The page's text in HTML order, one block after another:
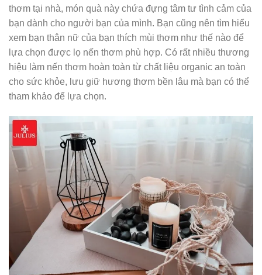
thơm tại nhà, món quà này chứa đựng tâm tư tình cảm của
bạn dành cho người bạn của mình. Bạn cũng nên tìm hiểu
xem bạn thân nữ của bạn thích mùi thơm như thế nào để
lựa chọn được lọ nến thơm phù hợp. Có rất nhiều thương
hiệu làm nến thơm hoàn toàn từ chất liệu organic an toàn
cho sức khỏe, lưu giữ hương thơm bền lâu mà bạn có thể
tham khảo để lựa chọn.